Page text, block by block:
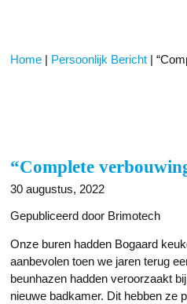
Home | Persoonlijk Bericht |
“Complete
30 augustus, 2022
Gepubliceerd door Brimotech
Onze buren hadden Bogaard
aanbevolen toen we jaren terug
beunhazen hadden veroorzaakt
nieuwe badkamer. Dit hebben ze